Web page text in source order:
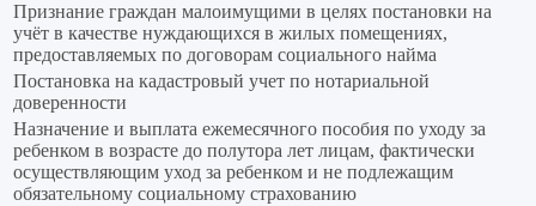
Признание граждан малоимущими в целях постановки на
учёт в качестве нуждающихся в жилых помещениях,
предоставляемых по договорам социального найма
Постановка на кадастровый учет по нотариальной
доверенности
Назначение и выплата ежемесячного пособия по уходу за
ребенком в возрасте до полутора лет лицам, фактически
осуществляющим уход за ребенком и не подлежащим
обязательному социальному страхованию